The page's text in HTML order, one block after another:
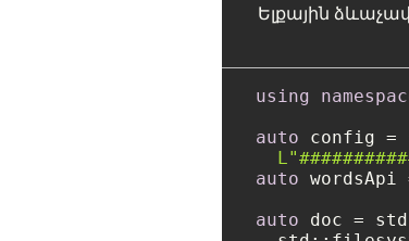
Ելքային
using
auto config =
auto
auto doc =